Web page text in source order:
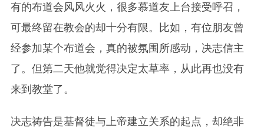
有的布道会风风火火，很多慕道友上台接受呼召，
可最终留在教会的却十分有限。比如，有位朋友曾
经参加某个布道会，真的被氛围所感动，决志信主
了。但第二天他就觉得决定太草率，从此再也没有
来到教堂了。
决志祷告是基督徒与上帝建立关系的起点，却绝非